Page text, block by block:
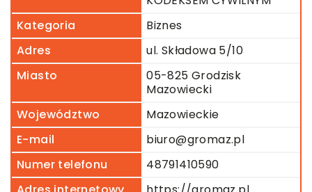
Kategoria
Biznes
Adres
ul. Składowa 5/10
Miasto
05-825 Grodzisk
Mazowiecki
Województwo
Mazowieckie
E-mail
biuro@gromaz.pl
Numer telefonu
48791410590